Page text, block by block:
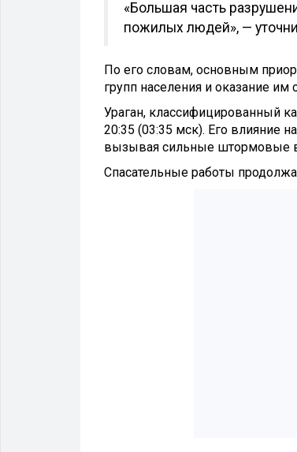
«Большая часть
пожилых людей», —
По его словам, основным
групп населения и оказание им
Ураган, классифицированный
20:35 (03:35 мск). Его влияние
вызывая сильные штормовые
Спасательные работы